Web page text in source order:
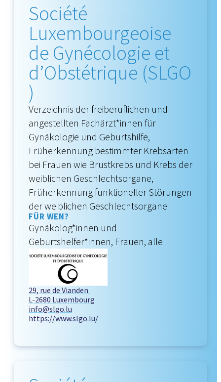
Société
Luxembourgeoise
de Gynécologie et
d’Obstétrique (SLGO
)
Verzeichnis der freiberuflichen und
angestellten Fachärzt*innen für
Gynäkologie und Geburtshilfe,
Früherkennung bestimmter Krebsarten
bei Frauen wie Brustkrebs und Krebs der
weiblichen Geschlechtsorgane,
Früherkennung funktioneller Störungen
der weiblichen Geschlechtsorgane
FÜR WEN?
Gynäkolog*innen und
Geburtshelfer*innen, Frauen, alle
29, rue de Vianden
L-2680 Luxembourg
info@slgo.lu
https://www.slgo.lu/